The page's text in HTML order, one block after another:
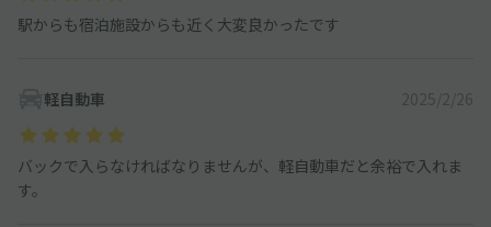
駅からも宿泊施設からも近く大変良かったです
軽自動車 2025/2/26
バックで入らなければなりませんが、軽自動車だと余裕で入れま
す。